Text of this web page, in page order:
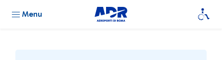
Menu